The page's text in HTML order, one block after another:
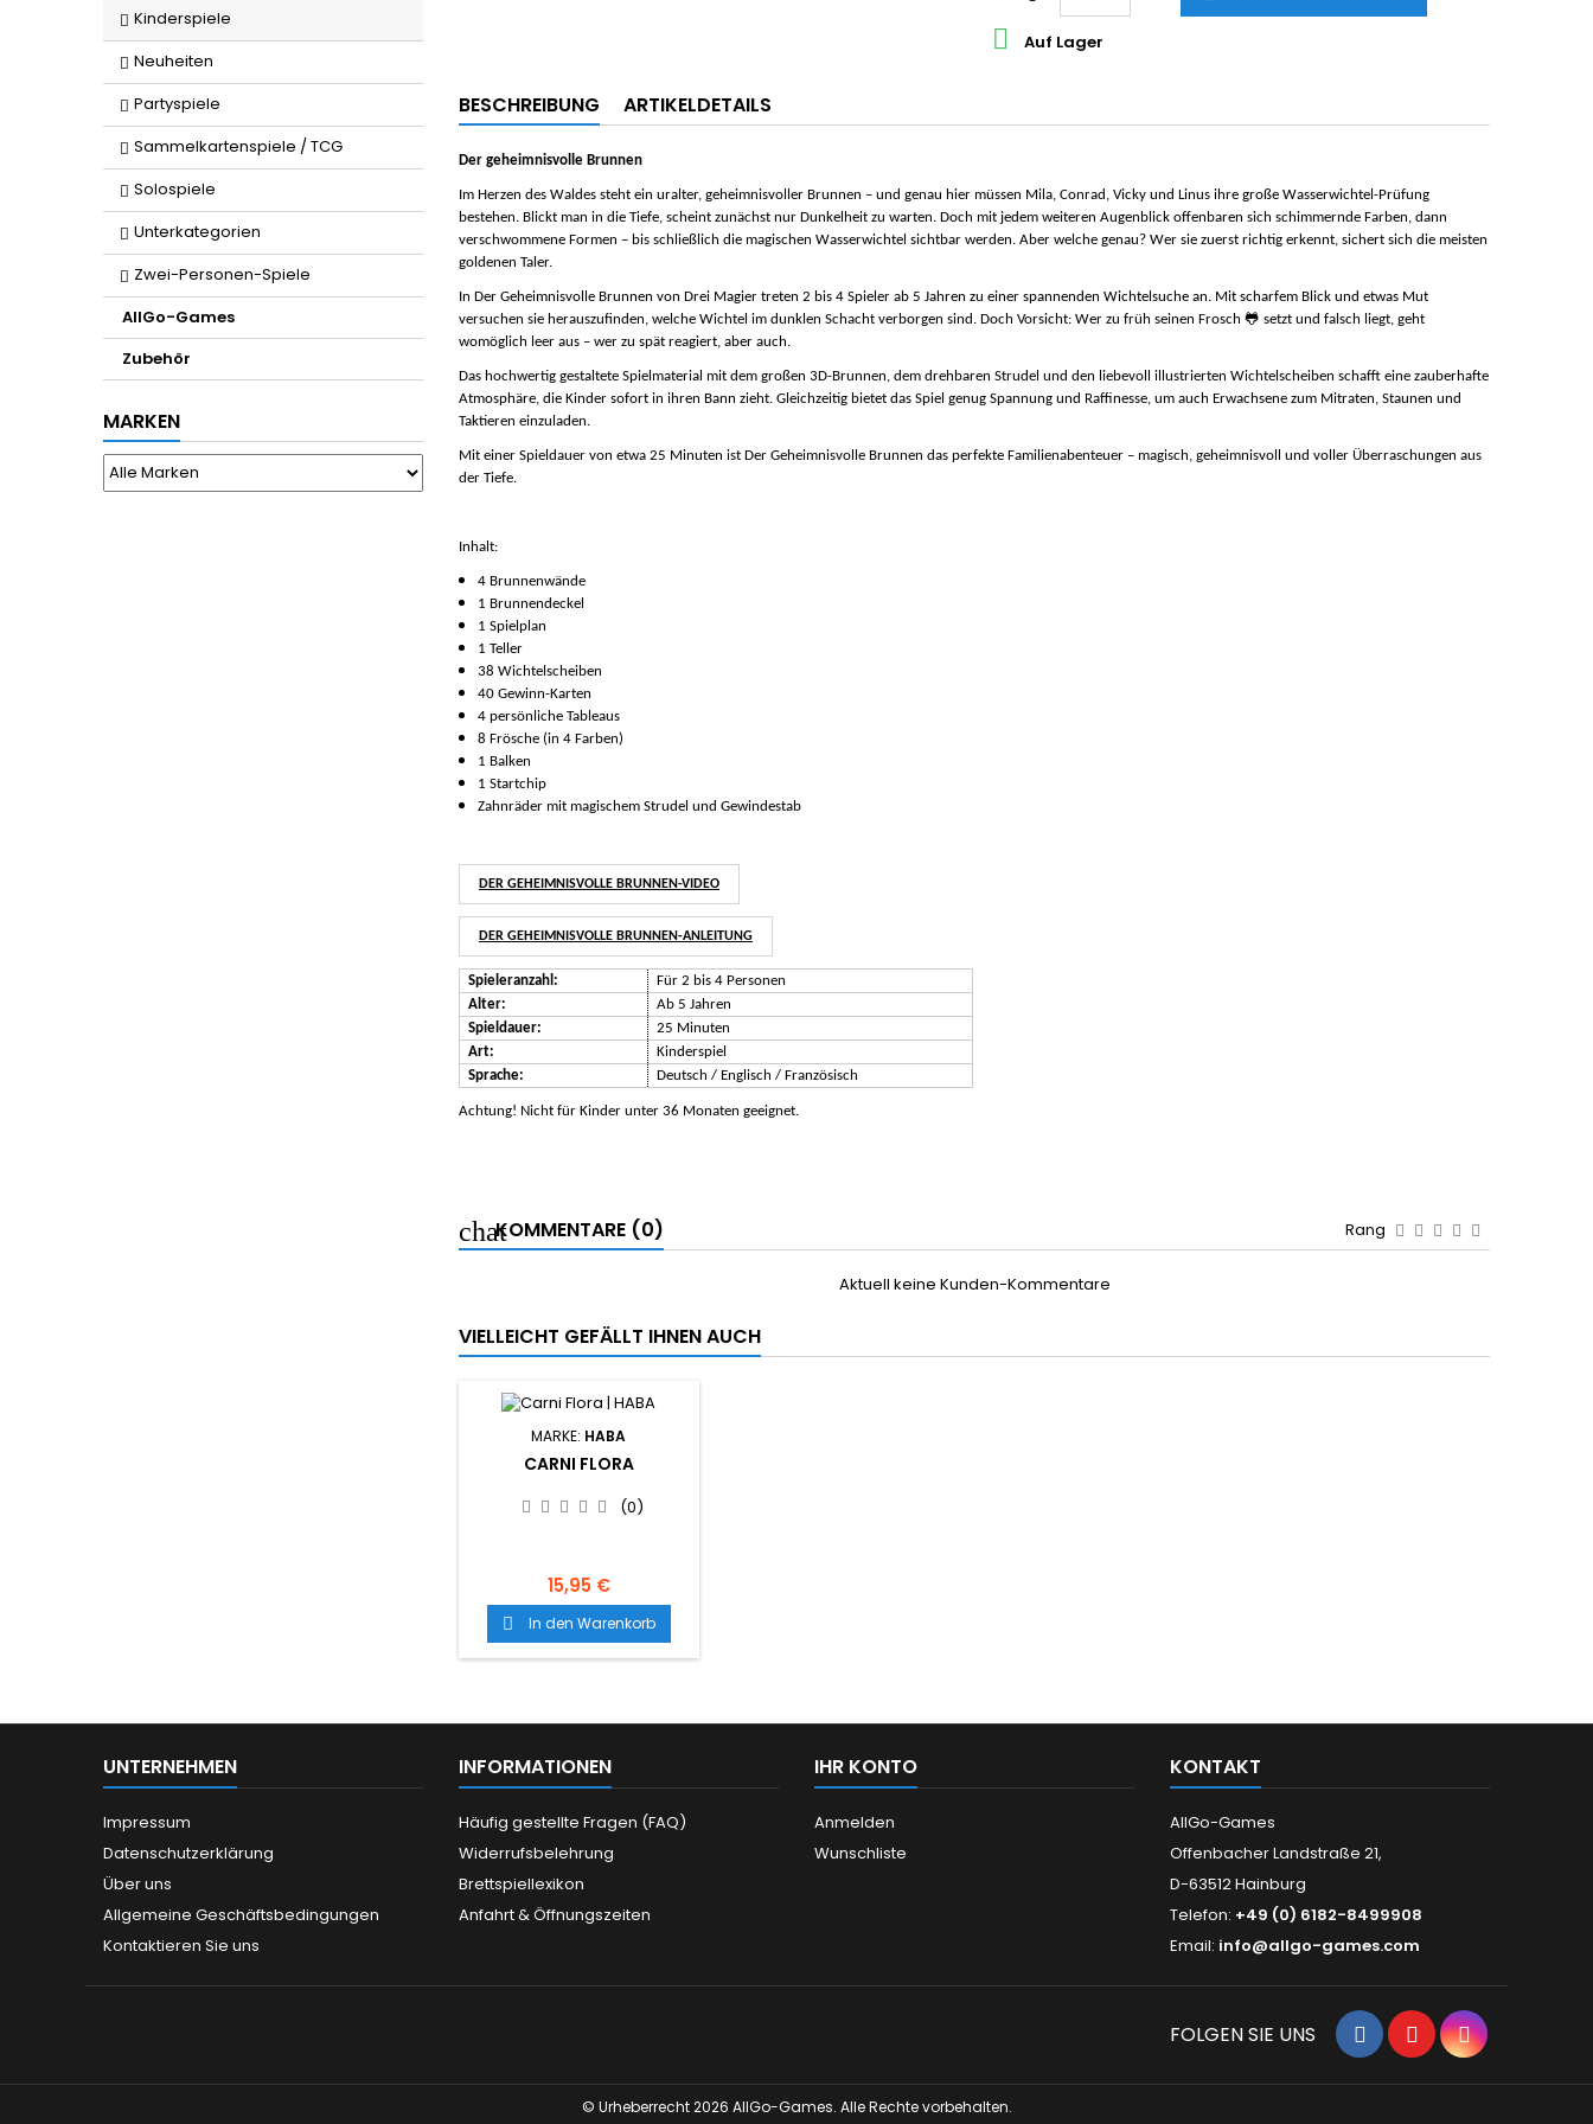
Kinderspiele
Neuheiten
Partyspiele
Sammelkartenspiele / TCG
Solospiele
Unterkategorien
Zwei-Personen-Spiele
AllGo-Games
Zubehör
MARKEN
 Auf Lager
BESCHREIBUNG ARTIKELDETAILS
Der geheimnisvolle Brunnen
Im Herzen des Waldes steht ein uralter, geheimnisvoller Brunnen – und genau hier müssen Mila, Conrad, Vicky und Linus ihre große Wasserwichtel-Prüfung
bestehen. Blickt man in die Tiefe, scheint zunächst nur Dunkelheit zu warten. Doch mit jedem weiteren Augenblick offenbaren sich schimmernde Farben, dann
verschwommene Formen – bis schließlich die magischen Wasserwichtel sichtbar werden. Aber welche genau? Wer sie zuerst richtig erkennt, sichert sich die meisten
goldenen Taler.
In Der Geheimnisvolle Brunnen von Drei Magier treten 2 bis 4 Spieler ab 5 Jahren zu einer spannenden Wichtelsuche an. Mit scharfem Blick und etwas Mut
versuchen sie herauszufinden, welche Wichtel im dunklen Schacht verborgen sind. Doch Vorsicht: Wer zu früh seinen Frosch 🐸 setzt und falsch liegt, geht
womöglich leer aus – wer zu spät reagiert, aber auch.
Das hochwertig gestaltete Spielmaterial mit dem großen 3D-Brunnen, dem drehbaren Strudel und den liebevoll illustrierten Wichtelscheiben schafft eine zauberhafte
Atmosphäre, die Kinder sofort in ihren Bann zieht. Gleichzeitig bietet das Spiel genug Spannung und Raffinesse, um auch Erwachsene zum Mitraten, Staunen und
Taktieren einzuladen.
Mit einer Spieldauer von etwa 25 Minuten ist Der Geheimnisvolle Brunnen das perfekte Familienabenteuer – magisch, geheimnisvoll und voller Überraschungen aus
der Tiefe.
Inhalt:
4 Brunnenwände
1 Brunnendeckel
1 Spielplan
1 Teller
38 Wichtelscheiben
40 Gewinn-Karten
4 persönliche Tableaus
8 Frösche (in 4 Farben)
1 Balken
1 Startchip
Zahnräder mit magischem Strudel und Gewindestab
DER GEHEIMNISVOLLE BRUNNEN-VIDEO
DER GEHEIMNISVOLLE BRUNNEN-ANLEITUNG
Spieleranzahl:
Für 2 bis 4 Personen
Alter:
Ab 5 Jahren
Spieldauer:
25 Minuten
Art:
Kinderspiel
Sprache:
Deutsch / Englisch / Französisch
Achtung! Nicht für Kinder unter 36 Monaten geeignet.
KOMMENTARE (0) Rang
Aktuell keine Kunden-Kommentare
VIELLEICHT GEFÄLLT IHNEN AUCH
MARKE: HABA
CARNI FLORA
(0)
15,95 €
 In den Warenkorb
UNTERNEHMEN
Impressum
Datenschutzerklärung
Über uns
Allgemeine Geschäftsbedingungen
Kontaktieren Sie uns
INFORMATIONEN
Häufig gestellte Fragen (FAQ)
Widerrufsbelehrung
Brettspiellexikon
Anfahrt & Öffnungszeiten
IHR KONTO
Anmelden
Wunschliste
KONTAKT
AllGo-Games
Offenbacher Landstraße 21,
D-63512 Hainburg
Telefon: +49 (0) 6182-8499908
Email: info@allgo-games.com
Facebook
YouTubeInstagram
FOLGEN SIE UNS
© Urheberrecht 2026 AllGo-Games. Alle Rechte vorbehalten.